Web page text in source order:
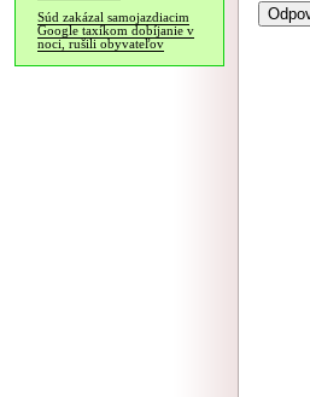
Súd zakázal samojazdiacim
Google taxíkom dobíjanie v
noci, rušili obyvateľov